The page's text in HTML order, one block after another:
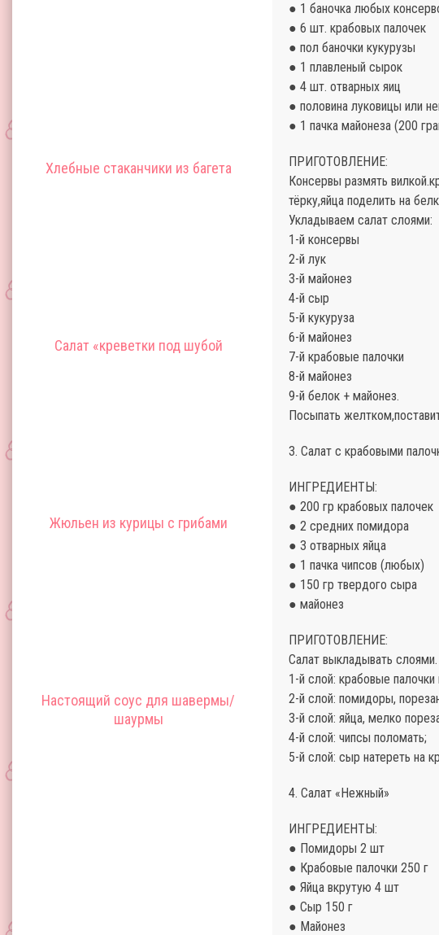
Хлебные стаканчики из багета
Салат «креветки под шубой
Жюльен из курицы с грибами
Настоящий соус для шавермы/
шаурмы
● 1 баночка любых
● 6 шт. крабовых палочек
● пол баночки кукурузы
● 1 плавленый сырок
● 4 шт. отварных яиц
● половина луковицы или
● 1 пачка майонеза (200
ПРИГОТОВЛЕНИЕ:
Консервы размять
тёрку,яйца поделить на
Укладываем салат слоями:
1-й консервы
2-й лук
3-й майонез
4-й сыр
5-й кукуруза
6-й майонез
7-й крабовые палочки
8-й майонез
9-й белок + майонез.
Посыпать
3. Салат с крабовыми
ИНГРЕДИЕНТЫ:
● 200 гр крабовых палочек
● 2 средних помидора
● 3 отварных яйца
● 1 пачка чипсов (любых)
● 150 гр твердого сыра
● майонез
ПРИГОТОВЛЕНИЕ:
Салат выкладывать
1-й слой: крабовые палочки
2-й слой: помидоры,
3-й слой: яйца, мелко
4-й слой: чипсы поломать;
5-й слой: сыр натереть на
4. Салат «Нежный»
ИНГРЕДИЕНТЫ:
● Помидоры 2 шт
● Крабовые палочки 250 г
● Яйца вкрутую 4 шт
● Сыр 150 г
● Майонез